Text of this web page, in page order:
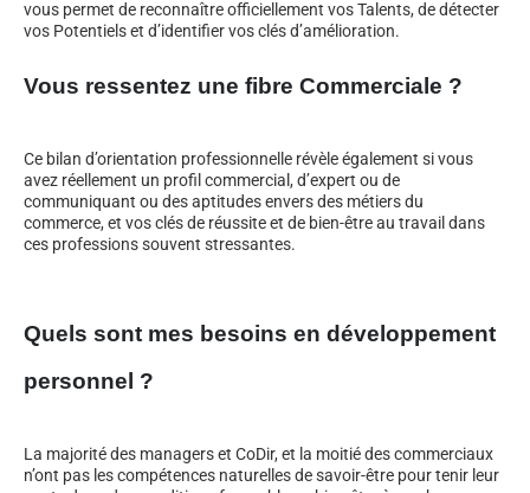
vous permet de reconnaître officiellement vos Talents, de détecter
vos Potentiels et d’identifier vos clés d’amélioration.
Vous ressentez une fibre Commerciale ?
Ce bilan d’orientation professionnelle révèle également si vous
avez réellement un profil commercial, d’expert ou de
communiquant ou des aptitudes envers des métiers du
commerce, et vos clés de réussite et de bien-être au travail dans
ces professions souvent stressantes.
Quels sont mes besoins en développement
personnel ?
La majorité des managers et CoDir, et la moitié des commerciaux
n’ont pas les compétences naturelles de savoir-être pour tenir leur